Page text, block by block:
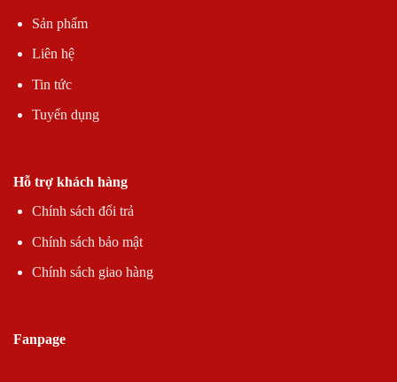
Sản phẩm
Liên hệ
Tin tức
Tuyển dụng
Hỗ trợ khách hàng
Chính sách đổi trả
Chính sách bảo mật
Chính sách giao hàng
Fanpage